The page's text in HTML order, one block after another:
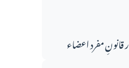
قانونِ مفرد اعضاء